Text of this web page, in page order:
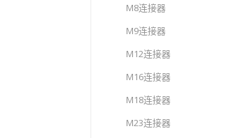
M8连接器
M9连接器
M12连接器
M16连接器
M18连接器
M23连接器